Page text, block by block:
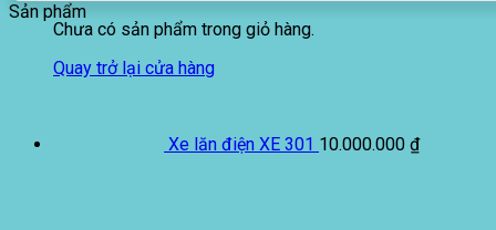
Chưa có sản phẩm trong giỏ hàng.
Quay trở lại cửa hàng
Sản phẩm
Xe lăn điện XE 301 10.000.000 ₫